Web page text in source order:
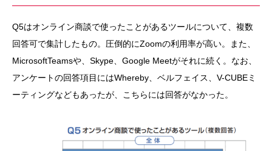
Q5はオンライン商談で使ったことがあるツールについて、複数
回答可で集計したもの。圧倒的にZoomの利用率が高い。また、
MicrosoftTeamsや、Skype、Google Meetがそれに続く。なお、
アンケートの回答項目にはWhereby、ベルフェイス、V-CUBEミ
ーティングなどもあったが、こちらには回答がなかった。